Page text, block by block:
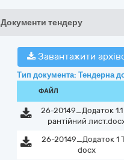
Документи тендеру
Завантажити
Тип документа: Тендерна
ФАЙЛ
26-20149_Додаток 1.1
рантійний
26-20149_Додаток 1
docx